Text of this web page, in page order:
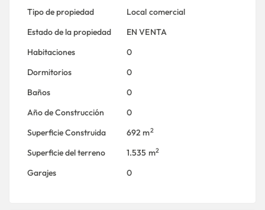
Tipo de propiedad
Local comercial
Estado de la propiedad
EN VENTA
Habitaciones
0
Dormitorios
0
Baños
0
Año de Construcción
0
Superficie Construida
692 m2
Superficie del terreno 1.535 m2
Garajes 0